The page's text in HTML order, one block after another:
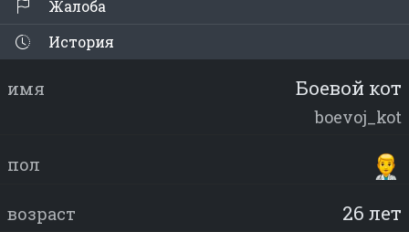
Жалоба
История
имя Боевой кот
boevoj_kot
пол
возраст 26 лет